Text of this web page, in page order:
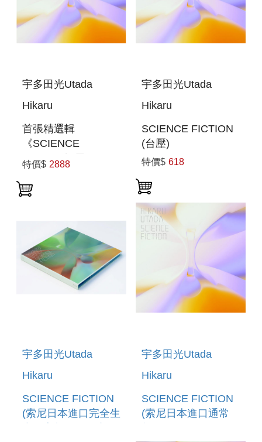
宇多田光Utada
Hikaru
首張精選輯
《SCIENCE
FICTION》黑膠3片
特價$ 2888
宇多田光Utada
Hikaru
SCIENCE FICTION
(台壓)
特價$ 618
宇多田光Utada
Hikaru
SCIENCE FICTION
(索尼日本進口完全生
宇多田光Utada
Hikaru
SCIENCE FICTION
(索尼日本進口通常